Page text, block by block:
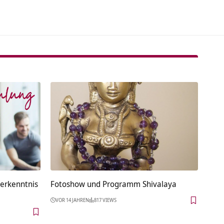
Fotoshow und Programm Shivalaya
VOR 14 JAHREN 817 VIEWS